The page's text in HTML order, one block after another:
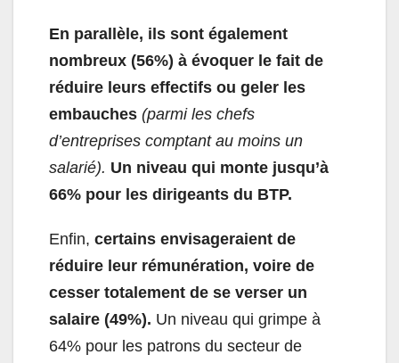
En parallèle, ils sont également
nombreux (56%) à évoquer le fait de
réduire leurs effectifs ou geler les
embauches (parmi les chefs
d’entreprises comptant au moins un
salarié). Un niveau qui monte jusqu’à
66% pour les dirigeants du BTP.
Enfin, certains envisageraient de
réduire leur rémunération, voire de
cesser totalement de se verser un
salaire (49%). Un niveau qui grimpe à
64% pour les patrons du secteur de